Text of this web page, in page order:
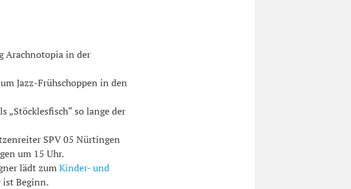
Arachnotopia in der
Jazz-Frühschoppen in den
„Stöcklesfisch“ so lange der
SPV 05 Nürtingen
um 15 Uhr.
lädt zumKinder- und
ist Beginn.